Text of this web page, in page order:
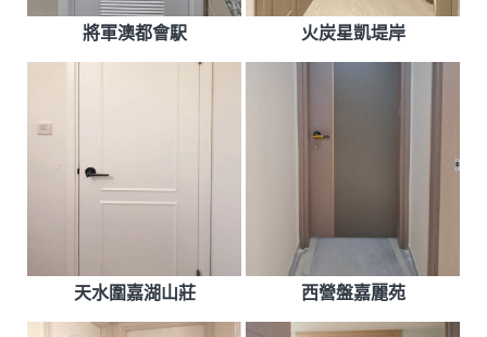
將軍澳都會駅 火炭星凱堤岸
天水圍嘉湖山莊 西營盤嘉麗苑